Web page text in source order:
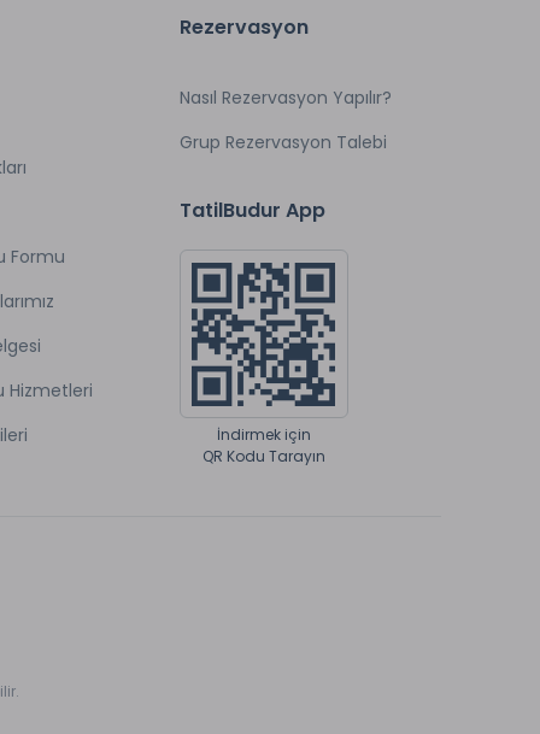
Formu
Hizmetleri
Rezervasyon
Nasıl Rezervasyon Yapılır?
Grup Rezervasyon Talebi
TatilBudur App
İndirmek için
QR Kodu Tarayın